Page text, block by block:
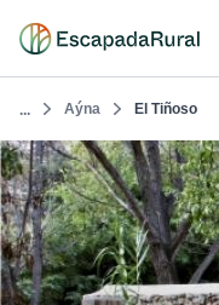
... Aýna El Tiñoso